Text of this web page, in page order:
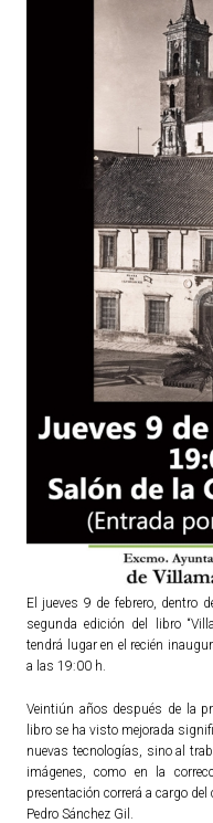
Gastronomía
Dónde dormir
Dónde comer
Artesanía
Entorno
Callejero
HORARIOS
PUBLICACIONES
ACTUALIDAD
Noticias
El jueves 9 de febrero, dentro
segunda edición del libro
tendrá lugar en el recién
a las 19:00 h.
Veintiún años después de la
libro se ha visto mejorada
nuevas tecnologías, sino al
imágenes, como en la
presentación correrá a cargo
Pedro Sánchez Gil.